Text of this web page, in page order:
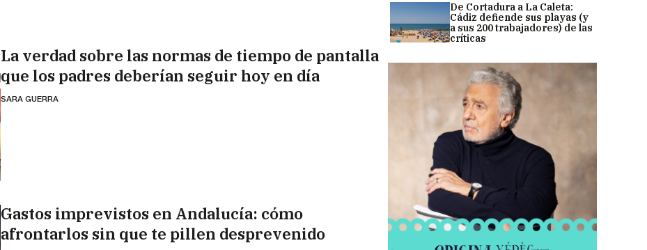
La verdad sobre las normas de tiempo de pantalla
que los padres deberían seguir hoy en día
SARA GUERRA
Gastos imprevistos en Andalucía: cómo
afrontarlos sin que te pillen desprevenido
De Cortadura a La Caleta:
Cádiz defiende sus playas (y
a sus 200 trabajadores) de las
críticas